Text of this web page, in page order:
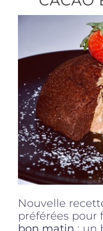
Click and collect
Traiteur
Cours
Nouvelle
préférées pour